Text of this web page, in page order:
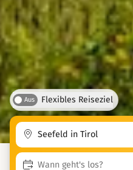
Aus Flexibles Reiseziel